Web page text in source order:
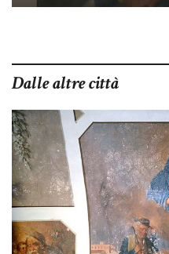
Dalle altre città